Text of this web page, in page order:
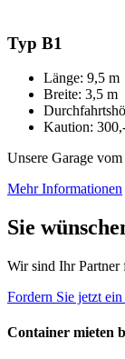
Typ B1
Länge: 9,5 m
Breite: 3,5 m
Kaution:
Unsere Garage
Mehr Informationen
Sie
Wir sind Ihr Partner
Fordern Sie jetzt
Container mieten